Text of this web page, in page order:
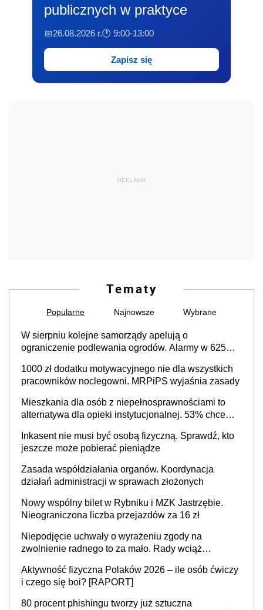
publicznych w praktyce
📅26.08.2026 r.🕐 9:00-13:00
Zapisz się
REKLAMA
Tematy
Popularne Najnowsze Wybrane
W sierpniu kolejne samorządy apelują o
ograniczenie podlewania ogrodów. Alarmy w 625
cały kraj
1000 zł dodatku motywacyjnego nie dla wszystkich
pracowników noclegowni. MRPiPS wyjaśnia zasady
Mieszkania dla osób z niepełnosprawnościami to
alternatywa dla opieki instytucjonalnej. 53% chce
Inkasent nie musi być osobą fizyczną. Sprawdź, kto
jeszcze może pobierać pieniądze
Zasada współdziałania organów. Koordynacja
działań administracji w sprawach złożonych
Nowy wspólny bilet w Rybniku i MZK Jastrzębie.
Nieograniczona liczba przejazdów za 16 zł
Niepodjęcie uchwały o wyrażeniu zgody na
zwolnienie radnego to za mało. Rady wciąż
sprawy
Aktywność fizyczna Polaków 2026 – ile osób ćwiczy
i czego się boi? [RAPORT]
80 procent phishingu tworzy już sztuczna